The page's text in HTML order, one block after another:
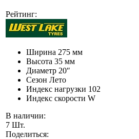
Рейтинг:
Ширина 275 мм
Высота 35 мм
Диаметр 20″
Сезон Лето
Индекс нагрузки 102
Индекс скорости W
В наличии:
7 Шт.
Поделиться: